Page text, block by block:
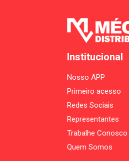
Institucional
Nosso APP
Primeiro acesso
Redes Sociais
Representantes
Trabalhe Conosco
Quem Somos